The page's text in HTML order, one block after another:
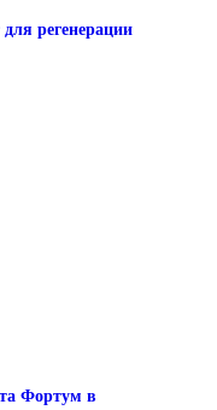
регенерации
Фортум в